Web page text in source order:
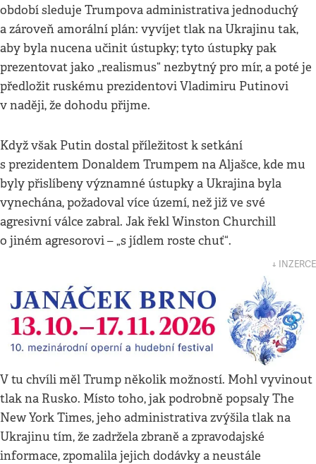
období sleduje Trumpova administrativa jednoduchý
a zároveň amorální plán: vyvíjet tlak na Ukrajinu tak,
aby byla nucena učinit ústupky; tyto ústupky pak
prezentovat jako „realismus“ nezbytný pro mír, a poté je
předložit ruskému prezidentovi Vladimiru Putinovi
v naději, že dohodu přijme.
Když však Putin dostal příležitost k setkání
s prezidentem Donaldem Trumpem na Aljašce, kde mu
byly přislíbeny významné ústupky a Ukrajina byla
vynechána, požadoval více území, než již ve své
agresivní válce zabral. Jak řekl Winston Churchill
o jiném agresorovi – „s jídlem roste chuť“.
↓ INZERCE
V tu chvíli měl Trump několik možností. Mohl vyvinout
tlak na Rusko. Místo toho, jak podrobně popsaly The
New York Times, jeho administrativa zvýšila tlak na
Ukrajinu tím, že zadržela zbraně a zpravodajské
informace, zpomalila jejich dodávky a neustále